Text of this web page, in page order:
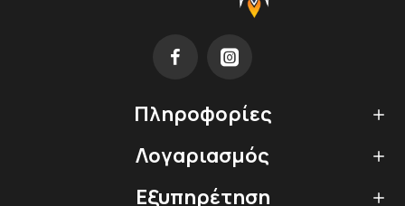
Πληροφορίες
Λογαριασμός
Εξυπηρέτηση